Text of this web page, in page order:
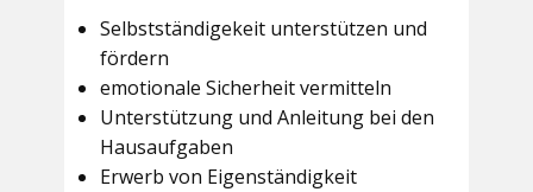
Selbstständigekeit unterstützen und
fördern
emotionale Sicherheit vermitteln
Unterstützung und Anleitung bei den
Hausaufgaben
Erwerb von Eigenständigkeit